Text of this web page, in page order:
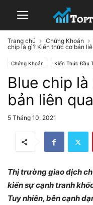
Trang chủ Chứng Khoán
chip là gì? Kiến thức cơ bản
Chứng Khoán Kiến Thức Đầu
Blue chip
bản liên
5 Tháng 10, 2021
Thị trường giao dịch
kiến sự cạnh tranh
Tuy nhiên, bên cạnh